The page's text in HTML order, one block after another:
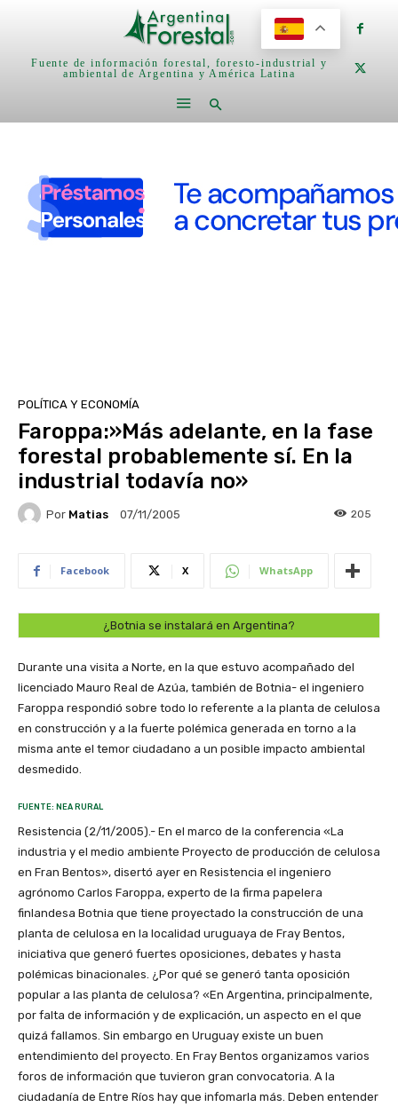
Fuente de información forestal, foresto-industrial y
ambiental de Argentina y América Latina
POLÍTICA Y ECONOMÍA
Faroppa:»Más adelante, en la fase
forestal probablemente sí. En la
industrial todavía no»
Por Matias 07/11/2005 205
Facebook X WhatsApp
¿Botnia se instalará en Argentina?
Durante una visita a Norte, en la que estuvo acompañado del
licenciado Mauro Real de Azúa, también de Botnia- el ingeniero
Faroppa respondió sobre todo lo referente a la planta de celulosa
en construcción y a la fuerte polémica generada en torno a la
misma ante el temor ciudadano a un posible impacto ambiental
desmedido.
FUENTE: NEA RURAL
Resistencia (2/11/2005).- En el marco de la conferencia «La
industria y el medio ambiente Proyecto de producción de celulosa
en Fran Bentos», disertó ayer en Resistencia el ingeniero
agrónomo Carlos Faroppa, experto de la firma papelera
finlandesa Botnia que tiene proyectado la construcción de una
planta de celulosa en la localidad uruguaya de Fray Bentos,
iniciativa que generó fuertes oposiciones, debates y hasta
polémicas binacionales. ¿Por qué se generó tanta oposición
popular a las planta de celulosa? «En Argentina, principalmente,
por falta de información y de explicación, un aspecto en el que
quizá fallamos. Sin embargo en Uruguay existe un buen
entendimiento del proyecto. En Fray Bentos organizamos varios
foros de información que tuvieron gran convocatoria. A la
ciudadanía de Entre Ríos hay que infomarla más. Deben entender